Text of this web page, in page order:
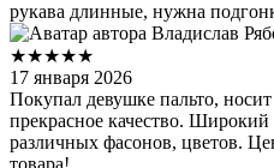
рукава длинные, нужна
Владислав
★★★★★
17 января 2026
Покупал девушке пальто,
прекрасное качество. Широкий
различных фасонов, цветов.